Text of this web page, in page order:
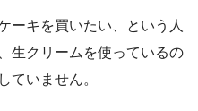
ーキを買いたい、という人
生クリームを使っているの
ていません。